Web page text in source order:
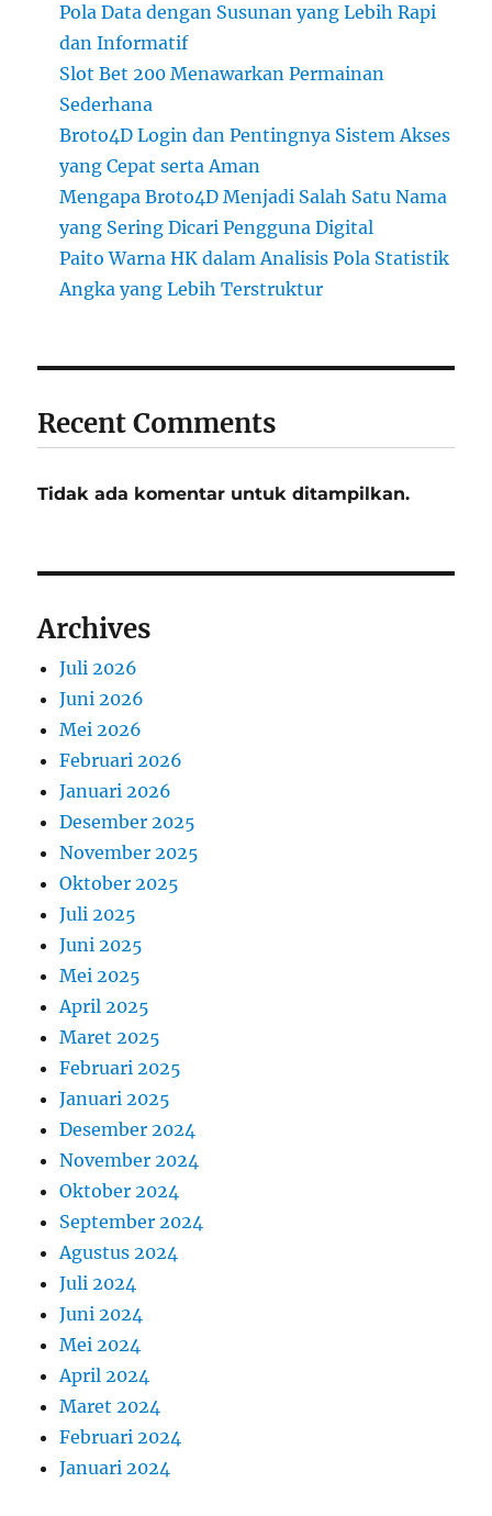
Pola Data dengan Susunan yang Lebih Rapi
dan Informatif
Slot Bet 200 Menawarkan Permainan
Sederhana
Broto4D Login dan Pentingnya Sistem Akses
yang Cepat serta Aman
Mengapa Broto4D Menjadi Salah Satu Nama
yang Sering Dicari Pengguna Digital
Paito Warna HK dalam Analisis Pola Statistik
Angka yang Lebih Terstruktur
Recent Comments
Tidak ada komentar untuk ditampilkan.
Archives
Juli 2026
Juni 2026
Mei 2026
Februari 2026
Januari 2026
Desember 2025
November 2025
Oktober 2025
Juli 2025
Juni 2025
Mei 2025
April 2025
Maret 2025
Februari 2025
Januari 2025
Desember 2024
November 2024
Oktober 2024
September 2024
Agustus 2024
Juli 2024
Juni 2024
Mei 2024
April 2024
Maret 2024
Februari 2024
Januari 2024